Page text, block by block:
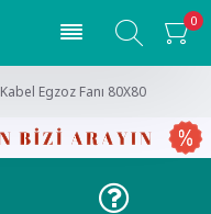
0
Kabel Egzoz Fanı 80X80